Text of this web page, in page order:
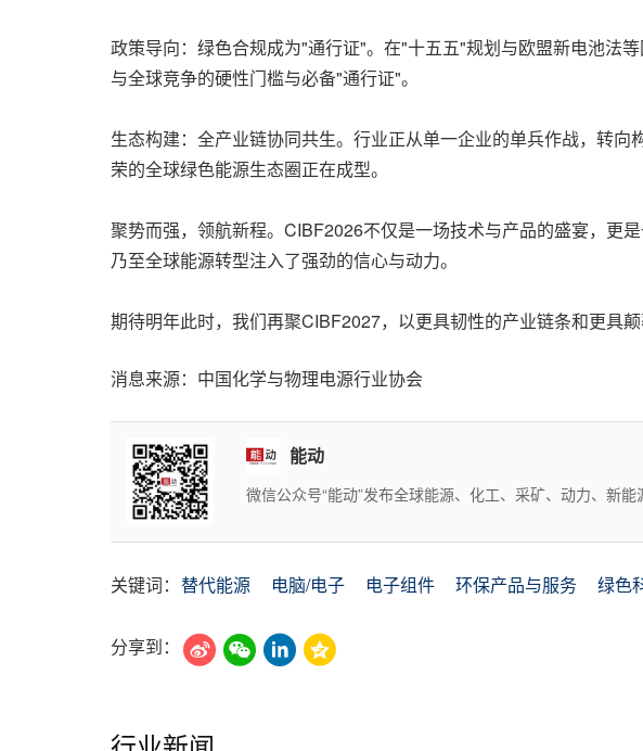
政策导向：绿色合规成为"通行证"。在"十五五"规划与欧盟新电池法
与全球竞争的硬性门槛与必备"通行证"。
生态构建：全产业链协同共生。行业正从单一企业的单兵作战，转
荣的全球绿色能源生态圈正在成型。
聚势而强，领航新程。CIBF2026不仅是一场技术与产品的盛宴，更
乃至全球能源转型注入了强劲的信心与动力。
期待明年此时，我们再聚CIBF2027，以更具韧性的产业链条和更具
消息来源：中国化学与物理电源行业协会
能动
微信公众号“能动”发布全球能源、化工、采矿、动力、新
关键词： 替代能源 电脑/电子 电子组件 环保产品与服务 绿色
分享到：